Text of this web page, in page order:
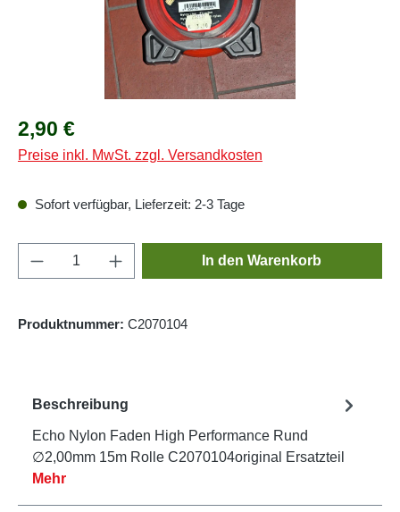
Regulärer Preis:
2,90 €
Preise inkl. MwSt. zzgl. Versandkosten
Sofort verfügbar, Lieferzeit: 2-3 Tage
Produkt Anzahl: Gib den gewünschten
In den Warenkorb
Produktnummer: C2070104
Beschreibung
Echo Nylon Faden High Performance Rund
∅2,00mm 15m Rolle C2070104original Ersatzteil
Mehr